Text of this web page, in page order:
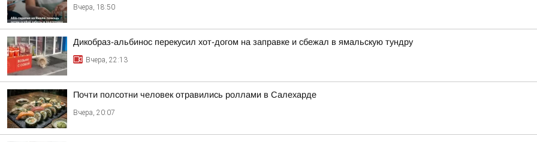
Вчера, 18:50
Дикобраз-альбинос перекусил хот-догом на заправке и сбежал в ямальскую тундру
Вчера, 22:13
Почти полсотни человек отравились роллами в Салехарде
Вчера, 20:07